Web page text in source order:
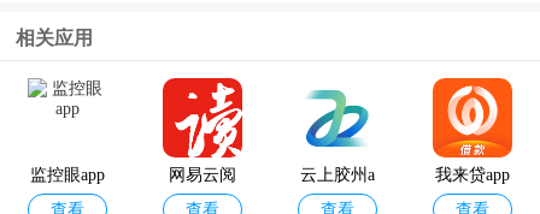
12398能源
pp官方版
geektyper
模拟黑客
软件手机
版
查看
相关应用
监控眼app
查看
网易云阅
查看
云上胶州a
查看
我来贷app
查看